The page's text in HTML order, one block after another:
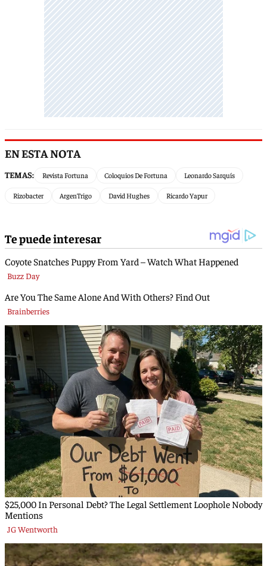
EN ESTA NOTA
TEMAS: Revista Fortuna Coloquios De Fortuna Leonardo Sarquís
Rizobacter ArgenTrigo David Hughes Ricardo Yapur